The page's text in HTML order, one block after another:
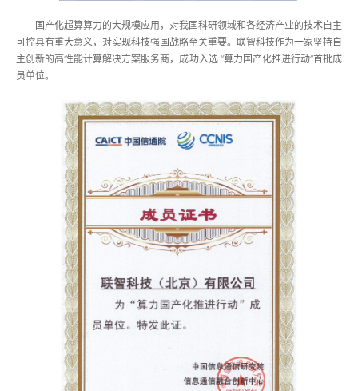
国产化超算算力的大规模应用，对我国科研领域和各经济产业的技术自主
可控具有重大意义，对实现科技强国战略至关重要。联智科技作为一家坚持自
主创新的高性能计算解决方案服务商，成功入选 “算力国产化推进行动”首批成
员单位。